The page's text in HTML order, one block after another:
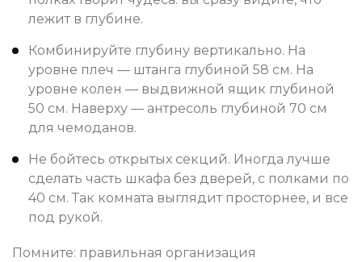
лежит в глубине.
Комбинируйте глубину вертикально. На
уровне плеч — штанга глубиной 58 см. На
уровне колен — выдвижной ящик глубиной
50 см. Наверху — антресоль глубиной 70 см
для чемоданов.
Не бойтесь открытых секций. Иногда лучше
сделать часть шкафа без дверей, с полками по
40 см. Так комната выглядит просторнее, и все
под рукой.
Помните: правильная организация